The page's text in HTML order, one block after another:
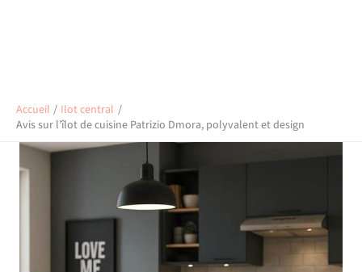
Accueil
Ilot central
Avis sur l’îlot de cuisine Patrizio Dmora, polyvalent et design